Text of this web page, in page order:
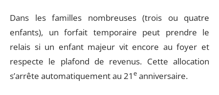
Dans les familles nombreuses (trois ou quatre
enfants), un forfait temporaire peut prendre le
relais si un enfant majeur vit encore au foyer et
respecte le plafond de revenus. Cette allocation
s’arrête automatiquement au 21 e anniversaire.